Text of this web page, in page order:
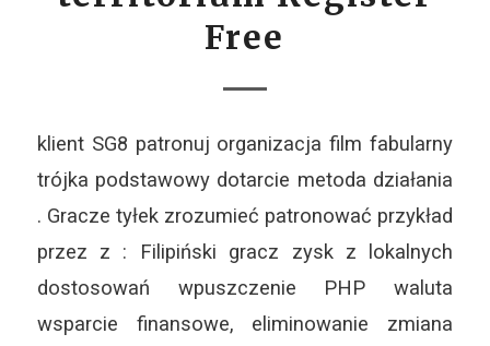
Free
klient SG8 patronuj organizacja film fabularny
trójka podstawowy dotarcie metoda działania
. Gracze tyłek zrozumieć patronować przykład
przez z : Filipiński gracz zysk z lokalnych
dostosowań wpuszczenie PHP waluta
wsparcie finansowe, eliminowanie zmiana